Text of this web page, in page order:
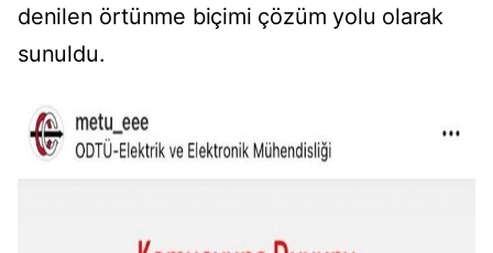
denilen örtünme biçimi çözüm yolu olarak
sunuldu.